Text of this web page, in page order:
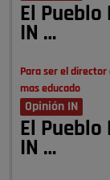
El
IN …
Para ser el
mas educado
Opinión IN
El
IN …